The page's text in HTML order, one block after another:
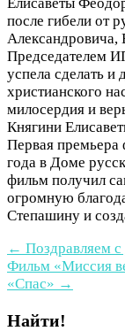
Елисаветы
после гибели от
Александровича,
Председателем
успела сделать и
христианского
милосердия и
Княгини
Первая премьера
года в Доме
фильм получил
огромную
Степашину и
← Поздравляем
Фильм «Миссия
«Спас» →
Найти!